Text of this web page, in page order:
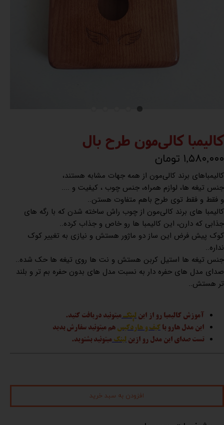
کالیمبا کالی‌مون طرح بال
۱,۵۸۰,۰۰۰ تومان
کالیمباهای برند کالی‌مون از همه جهات مشابه هستند،
جنس تیغه ها، لوازم همراه، جنس چوب ، کیفیت و ....
و فقط و فقط توی طرح باهم متفاوت هستن..
کالیمبا های برند کالی‌مون از چوب راش ساخته شدن که با رگه های
جذابی که دارن، این کالیمبا ها رو خاص و جذاب کرده..
کوک پیش فرض این ساز دو ماژور هستش و نیازی به تغییر کوک
نداره..
جنس تیغه ها استیل کربن هستش و نت ها روی تیغه ها حک شده..
صدای مدل های حفره دار به نسبت مدل های بدون حفره بم تر و بلند
تر هستش..
آموزش کالیمبا رو از اینلینکمیتونید دریافت کنید.
این مدل هارو باکیف و هاردکیس هم میتونید سفارش بدید
تست صدای این مدل رو ازینلینکمیتونید بشنوید.
افزودن به سبد خرید